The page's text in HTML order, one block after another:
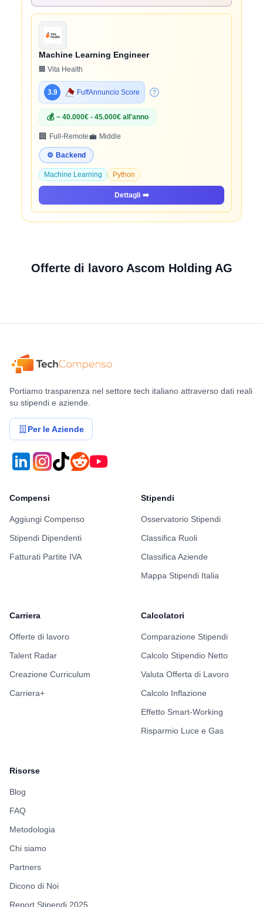
Machine Learning Engineer
🏢 Vita Health
3.9 FuffAnnuncio Score
💰 ~ 40.000€ - 45.000€ all'anno
🏢 Full-Remote💼 Middle
⚙️ Backend
Machine Learning Python
Dettagli ➡️
Offerte di lavoro Ascom Holding AG
Portiamo trasparenza nel settore tech italiano attraverso dati reali
su stipendi e aziende.
Per le Aziende
Compensi
Aggiungi Compenso
Stipendi Dipendenti
Fatturati Partite IVA
Stipendi
Osservatorio Stipendi
Classifica Ruoli
Classifica Aziende
Mappa Stipendi Italia
Carriera
Offerte di lavoro
Talent Radar
Creazione Curriculum
Carriera+
Calcolatori
Comparazione Stipendi
Calcolo Stipendio Netto
Valuta Offerta di Lavoro
Calcolo Inflazione
Effetto Smart-Working
Risparmio Luce e Gas
Risorse
Blog
FAQ
Metodologia
Chi siamo
Partners
Dicono di Noi
Report Stipendi 2025